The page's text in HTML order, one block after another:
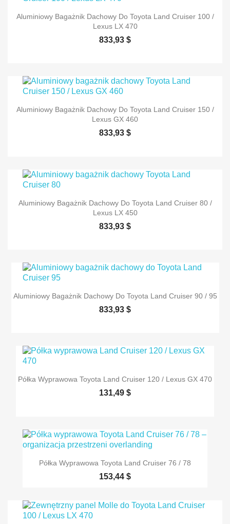
Aluminiowy Bagażnik Dachowy Do Toyota Land Cruiser 100 /
Lexus LX 470
833,93 $
Aluminiowy Bagażnik Dachowy Do Toyota Land Cruiser 150 /
Lexus GX 460
833,93 $
Aluminiowy Bagażnik Dachowy Do Toyota Land Cruiser 80 /
Lexus LX 450
833,93 $
Aluminiowy Bagażnik Dachowy Do Toyota Land Cruiser 90 / 95
833,93 $
Półka Wyprawowa Toyota Land Cruiser 120 / Lexus GX 470
131,49 $
Półka Wyprawowa Toyota Land Cruiser 76 / 78
153,44 $